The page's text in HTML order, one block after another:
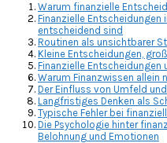
Warum finanzielle
Finanzielle Entscheidungen
entscheidend sind
Routinen als unsichtbarer
Kleine Entscheidungen,
Finanzielle Entscheidungen
Warum Finanzwissen allein
Der Einfluss von Umfeld
Langfristiges Denken als
Typische Fehler bei
Die Psychologie hinter
Belohnung und Emotionen